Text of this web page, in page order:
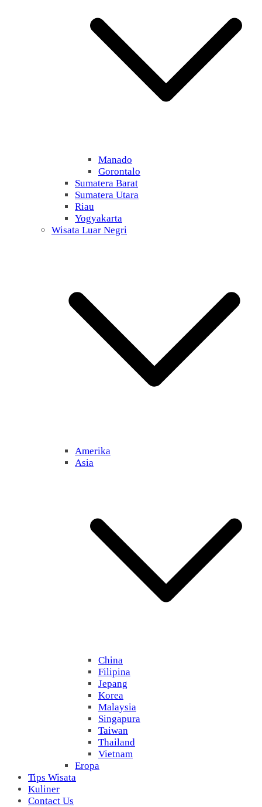
Manado
Gorontalo
Sumatera Barat
Sumatera Utara
Riau
Yogyakarta
Wisata Luar Negri
Amerika
Asia
China
Filipina
Jepang
Korea
Malaysia
Singapura
Taiwan
Thailand
Vietnam
Eropa
Tips Wisata
Kuliner
Contact Us